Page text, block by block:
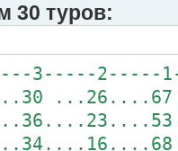
30 туров:
3-----2-----